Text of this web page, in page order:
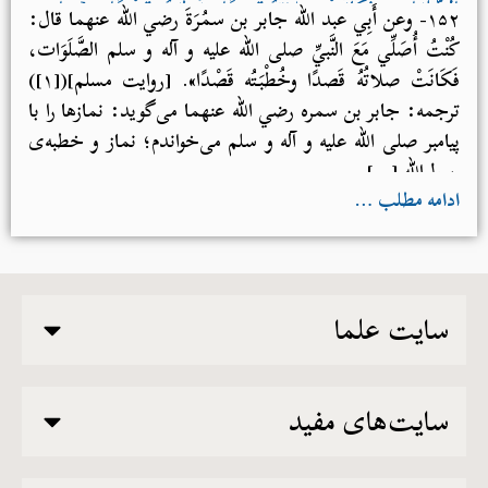
مسلم]
۱۵۲- وعن أَبِي عبد الله جابر بن سمُرَةَ رضي الله عنهما قال:
كُنْتُ أُصَلِّي مَعَ النَّبيِّ صلی الله علیه و آله و سلم الصَّلَوَات،
فَكَانَتْ صلاتُهُ قَصدًا وخُطْبَتُه قَصْدًا». [روایت مسلم]([۱])
ترجمه: جابر بن سمره رضي الله عنهما می‌گوید: نمازها را با
پیامبر صلی الله علیه و آله و سلم می‌خواندم؛ نماز و خطبه‌ی
رسول‌الله […]
ادامه مطلب …
سایت علما
سایت‌های مفید